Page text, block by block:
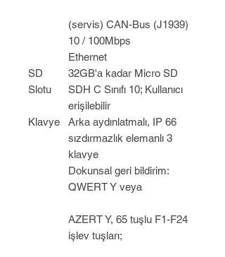
(servis) CAN-Bus (J1939)
10 / 100Mbps
Ethernet
SD
Slotu
32GB'a kadar Micro SD
SDH C Sınıfı 10; Kullanıcı
erişilebilir
Klavye
Arka aydınlatmalı, IP 66
sızdırmazlık elemanlı 3
klavye
Dokunsal geri bildirim:
QWERT Y veya
AZERT Y, 65 tuşlu F1-F24
işlev tuşları;